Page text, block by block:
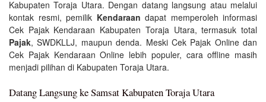
Kabupaten Toraja Utara. Dengan datang langsung atau melalui
kontak resmi, pemilik Kendaraan dapat memperoleh informasi
Cek Pajak Kendaraan Kabupaten Toraja Utara, termasuk total
Pajak, SWDKLLJ, maupun denda. Meski Cek Pajak Online dan
Cek Pajak Kendaraan Online lebih populer, cara offline masih
menjadi pilihan di Kabupaten Toraja Utara.
Datang Langsung ke Samsat Kabupaten Toraja Utara